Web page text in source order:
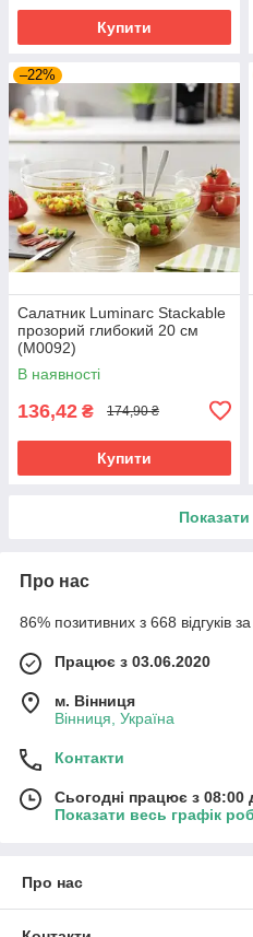
Купити
–22%
Салатник Luminarc Stackable
прозорий глибокий 20 см
(M0092)
В наявності
136,42 ₴ 174,90 ₴
Купити
Про нас
86% позитивних з 668 відгуків за
Працює з 03.06.2020
м. Вінниця
Вінниця, Україна
Контакти
Сьогодні працює з 08:00
Показати весь графік
Про нас